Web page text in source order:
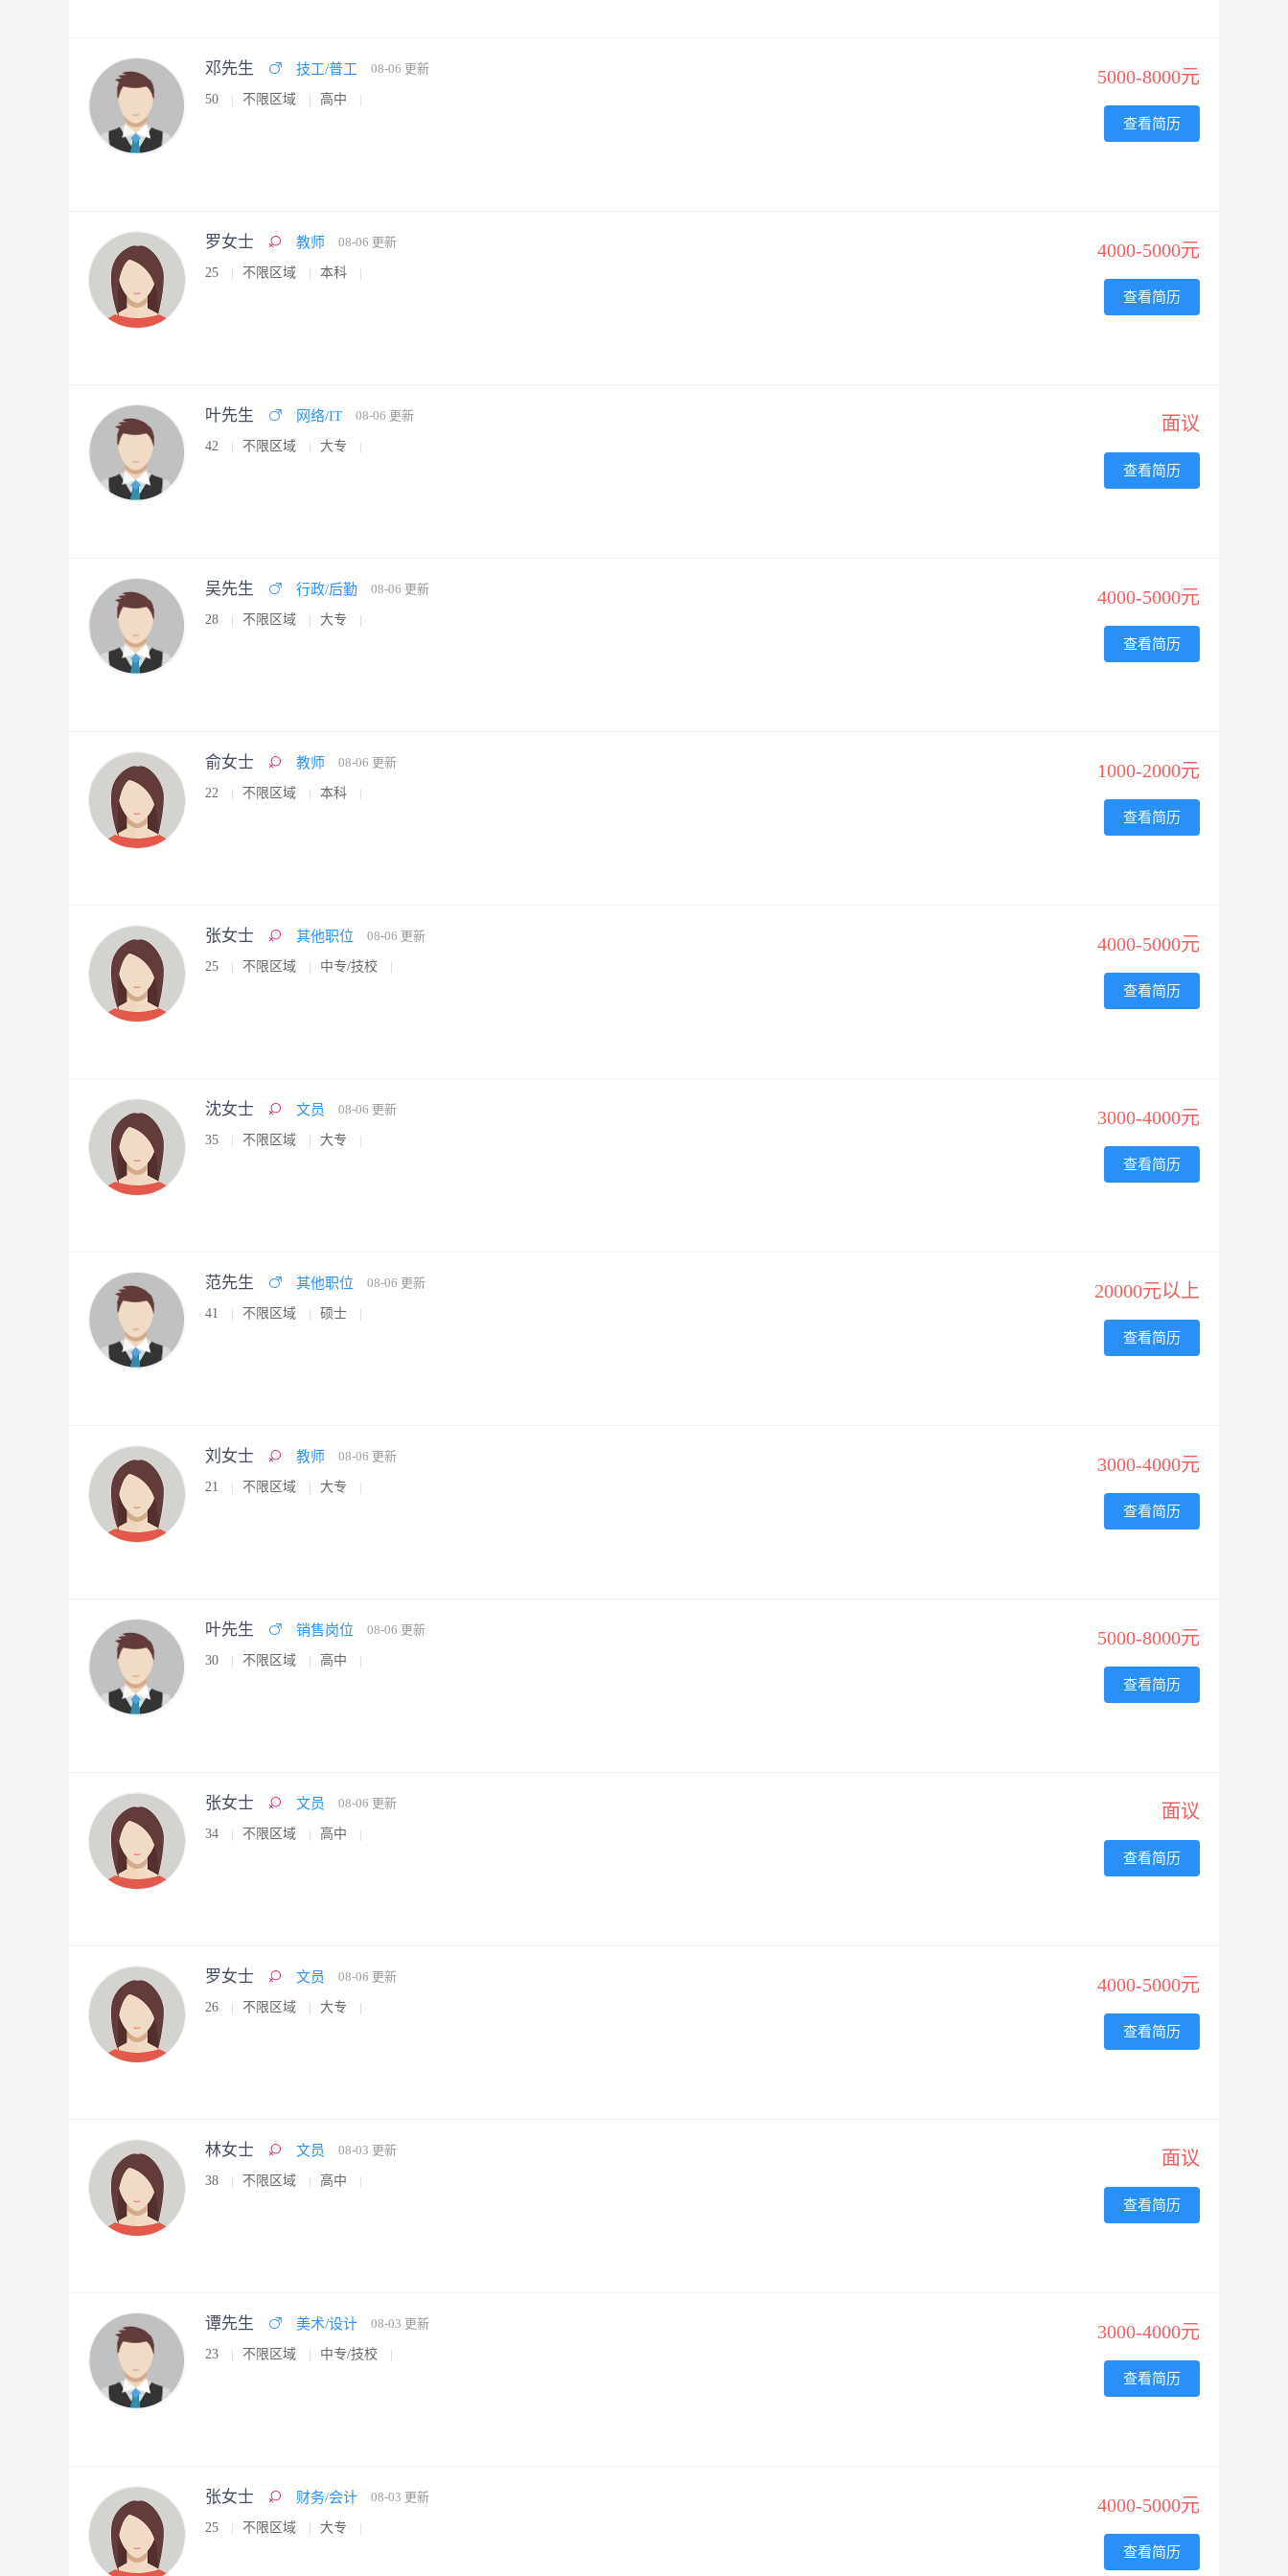
邓先生 技工/普工 08-06 更新
50 不限区域 高中
5000-8000元
查看简历
罗女士 教师 08-06 更新
25 不限区域 本科
4000-5000元
查看简历
叶先生 网络/IT 08-06 更新
42 不限区域 大专
面议
查看简历
吴先生 行政/后勤 08-06 更新
28 不限区域 大专
4000-5000元
查看简历
俞女士 教师 08-06 更新
22 不限区域 本科
1000-2000元
查看简历
张女士 其他职位 08-06 更新
25 不限区域 中专/技校
4000-5000元
查看简历
沈女士 文员 08-06 更新
35 不限区域 大专
3000-4000元
查看简历
范先生 其他职位 08-06 更新
41 不限区域 硕士
20000元以上
查看简历
刘女士 教师 08-06 更新
21 不限区域 大专
3000-4000元
查看简历
叶先生 销售岗位 08-06 更新
30 不限区域 高中
5000-8000元
查看简历
张女士 文员 08-06 更新
34 不限区域 高中
面议
查看简历
罗女士 文员 08-06 更新
26 不限区域 大专
4000-5000元
查看简历
林女士 文员 08-03 更新
38 不限区域 高中
面议
查看简历
谭先生 美术/设计 08-03 更新
23 不限区域 中专/技校
3000-4000元
查看简历
张女士 财务/会计 08-03 更新
25 不限区域 大专
4000-5000元
查看简历